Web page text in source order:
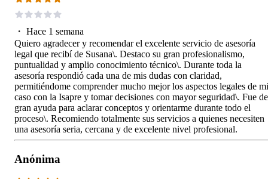
・ Hace 1 semana
Quiero agradecer y recomendar el excelente servicio de asesoría
legal que recibí de Susana\. Destaco su gran profesionalismo,
puntualidad y amplio conocimiento técnico\. Durante toda la
asesoría respondió cada una de mis dudas con claridad,
permitiéndome comprender mucho mejor los aspectos legales de mi
caso con la Isapre y tomar decisiones con mayor seguridad\. Fue de
gran ayuda para aclarar conceptos y orientarme durante todo el
proceso\. Recomiendo totalmente sus servicios a quienes necesiten
una asesoría seria, cercana y de excelente nivel profesional.
Anónima